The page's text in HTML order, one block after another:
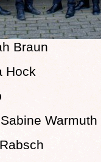
Braun
Hock
Warmuth